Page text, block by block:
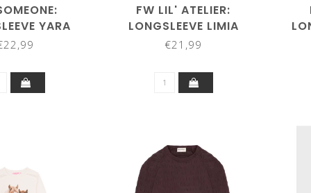
YARA
PINK)
FW LIL' ATELIER:
LONGSLEEVE LIMIA
13257357 (TURTLEDOVE
€21,99